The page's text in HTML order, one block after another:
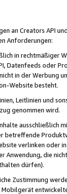
an Creators API
Anforderungen:
in rechtmäßiger
Datenfeeds oder
in der Werbung
Website besteht.
Leitlinien und
genommen wird.
ausschließlich
betreffende
verlinken oder
Anwendung, die
dürfen).
Zustimmung